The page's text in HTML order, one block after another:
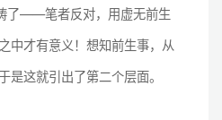
了——笔者反对，用虚无前生
中才有意义！想知前生事，从
是这就引出了第二个层面。